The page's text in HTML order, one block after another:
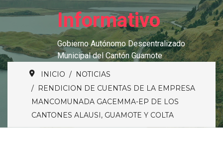
Informativo
Gobierno Autónomo Descentralizado
Municipal del Cantón Guamote
INICIO
NOTICIAS
RENDICION DE CUENTAS DE LA EMPRESA
MANCOMUNADA GACEMMA-EP DE LOS
CANTONES ALAUSI, GUAMOTE Y COLTA